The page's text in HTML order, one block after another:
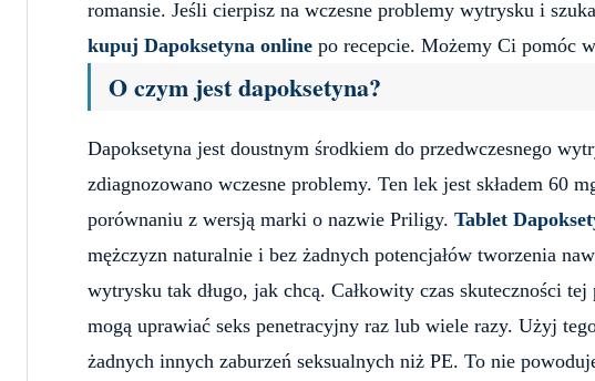
romansie. Jeśli cierpisz na wczesne problemy wytrysku i
kupuj Dapoksetyna online po recepcie. Możemy Ci pomóc
O czym jest dapoksetyna?
Dapoksetyna jest doustnym środkiem do przedwczesnego
zdiagnozowano wczesne problemy. Ten lek jest składem 60
porównaniu z wersją marki o nazwie Priligy. Tablet
mężczyzn naturalnie i bez żadnych potencjałów tworzenia
wytrysku tak długo, jak chcą. Całkowity czas skuteczności
mogą uprawiać seks penetracyjny raz lub wiele razy. Użyj
żadnych innych zaburzeń seksualnych niż PE. To nie